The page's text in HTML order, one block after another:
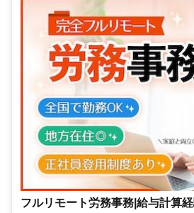
フルリモート労務事務|給与計算